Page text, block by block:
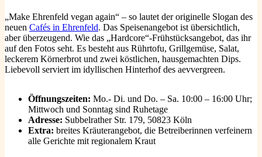
„Make Ehrenfeld vegan again“ – so lautet der originelle Slogan des
neuen Cafés in Ehrenfeld. Das Speisenangebot ist übersichtlich,
aber überzeugend. Wie das „Hardcore“-Frühstücksangebot, das ihr
auf den Fotos seht. Es besteht aus Rührtofu, Grillgemüse, Salat,
leckerem Körnerbrot und zwei köstlichen, hausgemachten Dips.
Liebevoll serviert im idyllischen Hinterhof des aevvergreen.
Öffnungszeiten: Mo.- Di. und Do. – Sa. 10:00 – 16:00 Uhr;
Mittwoch und Sonntag sind Ruhetage
Adresse: Subbelrather Str. 179, 50823 Köln
Extra: breites Kräuterangebot, die Betreiberinnen verfeinern
alle Gerichte mit regionalem Kraut